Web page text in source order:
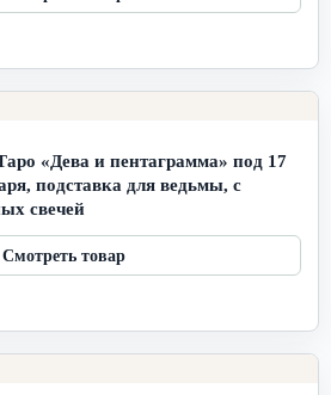
«Дева и пентаграмма» под 17
подставка для ведьмы, с
свечей